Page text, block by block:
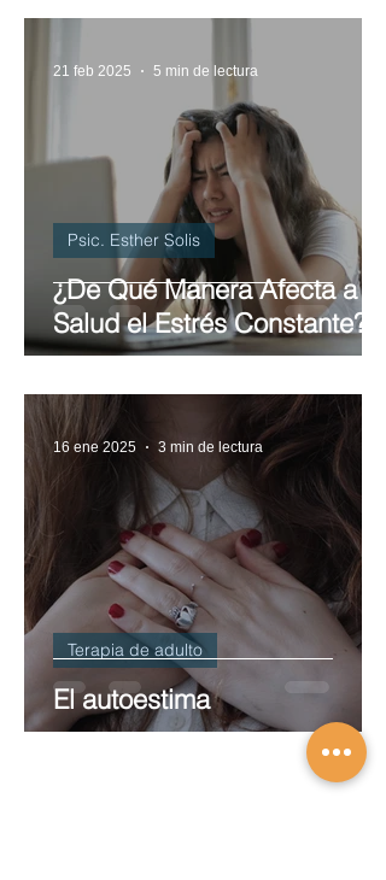
¿De Qué Manera Afecta a la
Salud el Estrés Constante?
Psic. Esther Solis
21 feb 2025 5 min de lectura
El autoestima
Terapia de adulto
16 ene 2025 3 min de lectura